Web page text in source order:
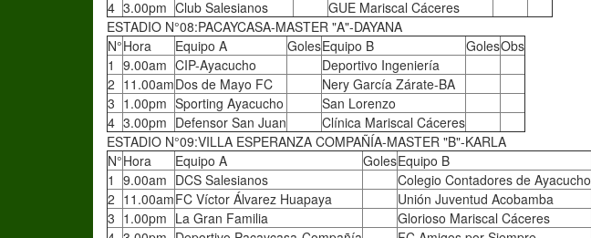
4 3.00pm Club Salesianos
GUE Mariscal Cáceres
ESTADIO N°08:PACAYCASA-MASTER "A"-DAYANA
N°Hora Equipo A GolesEquipo B GolesObs
1 9.00am CIP-Ayacucho
Deportivo Ingeniería
2 11.00amDos de Mayo FC
Nery García Zárate-BA
3 1.00pm Sporting Ayacucho
San Lorenzo
4 3.00pm Defensor San Juan
Clínica Mariscal Cáceres
ESTADIO N°09:VILLA ESPERANZA COMPAÑÍA-MASTER "B"-KARLA
N°Hora Equipo A GolesEquipo B
1 9.00am DCS Salesianos
Colegio Contadores de Ayacucho
2 11.00amFC Víctor Álvarez Huapaya
Unión Juventud Acobamba
3 1.00pm La Gran Familia
Glorioso Mariscal Cáceres